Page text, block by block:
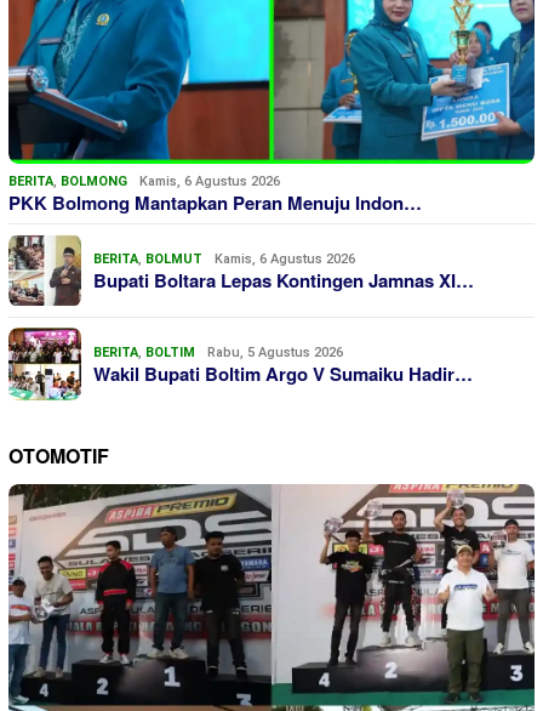
BERITA, BOLMONG Kamis, 6 Agustus 2026
PKK Bolmong Mantapkan Peran Menuju Indon…
BERITA, BOLMUT Kamis, 6 Agustus 2026
Bupati Boltara Lepas Kontingen Jamnas XI…
BERITA, BOLTIM Rabu, 5 Agustus 2026
Wakil Bupati Boltim Argo V Sumaiku Hadir…
OTOMOTIF